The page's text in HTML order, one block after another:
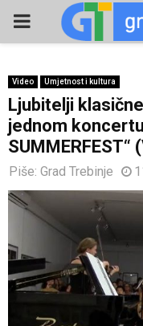
PRIMARY
Video Umjetnost i kultura
Ljubitelji
jednom koncertu
SUMMERFEST“
Piše: Grad Trebinje